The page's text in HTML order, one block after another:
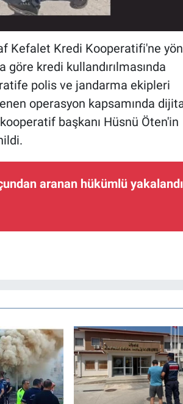
Kefalet Kredi Kooperatifi'ne
kredi kullandırılmasında
polis ve jandarma ekipleri
operasyon kapsamında
başkanı Hüsnü Öten'in
aranan hükümlü yakalandı